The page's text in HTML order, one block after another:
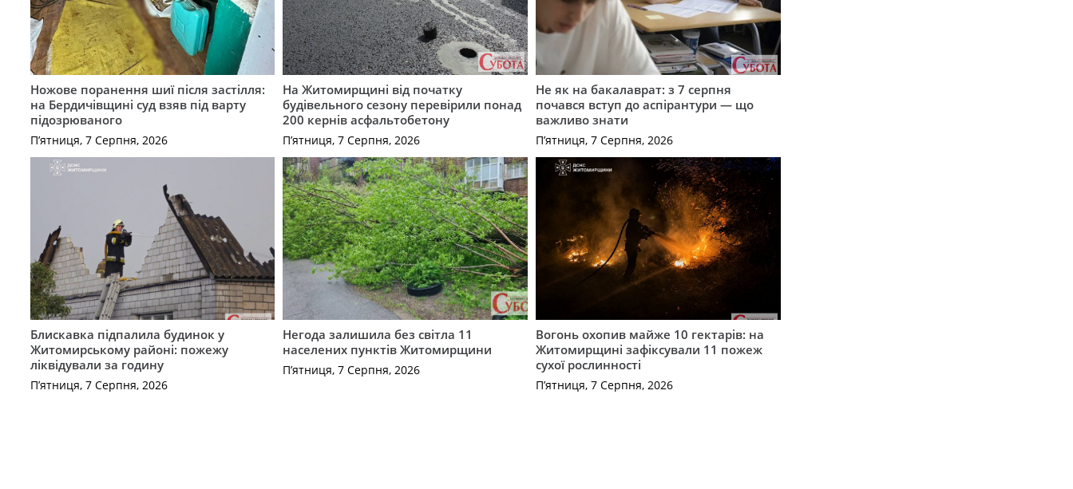
Ножове поранення шиї після застілля:
на Бердичівщині суд взяв під варту
підозрюваного
П’ятниця, 7 Серпня, 2026
На Житомирщині від початку
будівельного сезону перевірили понад
200 кернів асфальтобетону
П’ятниця, 7 Серпня, 2026
Не як на бакалаврат: з 7 серпня
почався вступ до аспірантури — що
важливо знати
П’ятниця, 7 Серпня, 2026
Блискавка підпалила будинок у
Житомирському районі: пожежу
ліквідували за годину
П’ятниця, 7 Серпня, 2026
Негода залишила без світла 11
населених пунктів Житомирщини
П’ятниця, 7 Серпня, 2026
Вогонь охопив майже 10 гектарів: на
Житомирщині зафіксували 11 пожеж
сухої рослинності
П’ятниця, 7 Серпня, 2026